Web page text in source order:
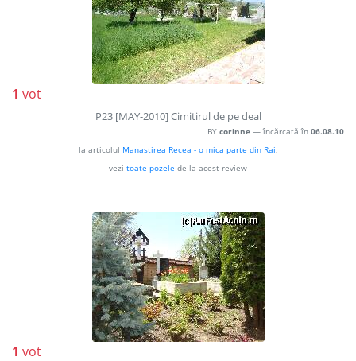
1 vot
P23 [MAY-2010] Cimitirul de pe deal
BY corinne — încărcată în 06.08.10
la articolul Manastirea Recea - o mica parte din Rai,
vezi toate pozele de la acest review
1 vot